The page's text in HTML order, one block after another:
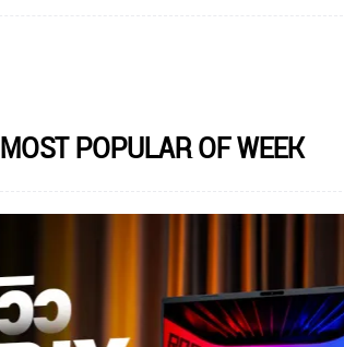
MOST POPULAR OF WEEK